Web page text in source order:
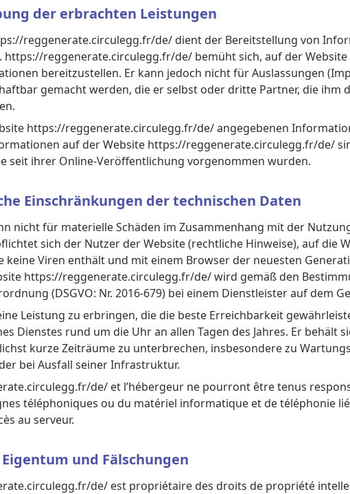
der erbrachten Leistungen
reggenerate.circulegg.fr/de/ dient der Bereitstellung von
https://reggenerate.circulegg.fr/de/ bemüht sich, auf der
bereitzustellen. Er kann jedoch nicht für Auslassungen
gemacht werden, die er selbst oder dritte Partner, die ihm
https://reggenerate.circulegg.fr/de/ angegebenen
auf der Website https://reggenerate.circulegg.fr/de/
seit ihrer Online-Veröffentlichung vorgenommen wurden.
Einschränkungen der technischen Daten
nicht für materielle Schäden im Zusammenhang mit der
sich der Nutzer der Website (rechtliche Hinweise), auf die
keine Viren enthält und mit einem Browser der neuesten
https://reggenerate.circulegg.fr/de/ wird gemäß den
(DSGVO: Nr. 2016-679) bei einem Dienstleister auf dem
Leistung zu erbringen, die die beste Erreichbarkeit
Dienstes rund um die Uhr an allen Tagen des Jahres. Er behält
kurze Zeiträume zu unterbrechen, insbesondere zu
bei Ausfall seiner Infrastruktur.
de/ et l’hébergeur ne pourront être tenus
téléphoniques ou du matériel informatique et de téléphonie
au serveur.
und Fälschungen
de/ est propriétaire des droits de propriété